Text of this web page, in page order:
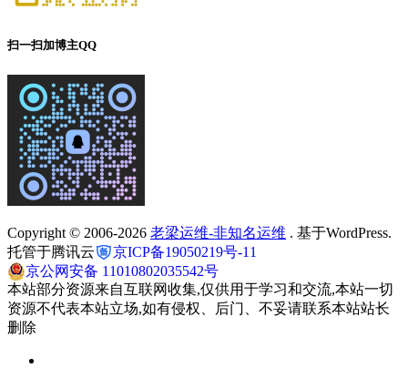
扫一扫加博主QQ
Copyright © 2006-2026 老梁运维-非知名运维 . 基于WordPress.
托管于腾讯云
京ICP备19050219号-11
京公网安备 11010802035542号
本站部分资源来自互联网收集,仅供用于学习和交流,本站一切
资源不代表本站立场,如有侵权、后门、不妥请联系本站站长
删除